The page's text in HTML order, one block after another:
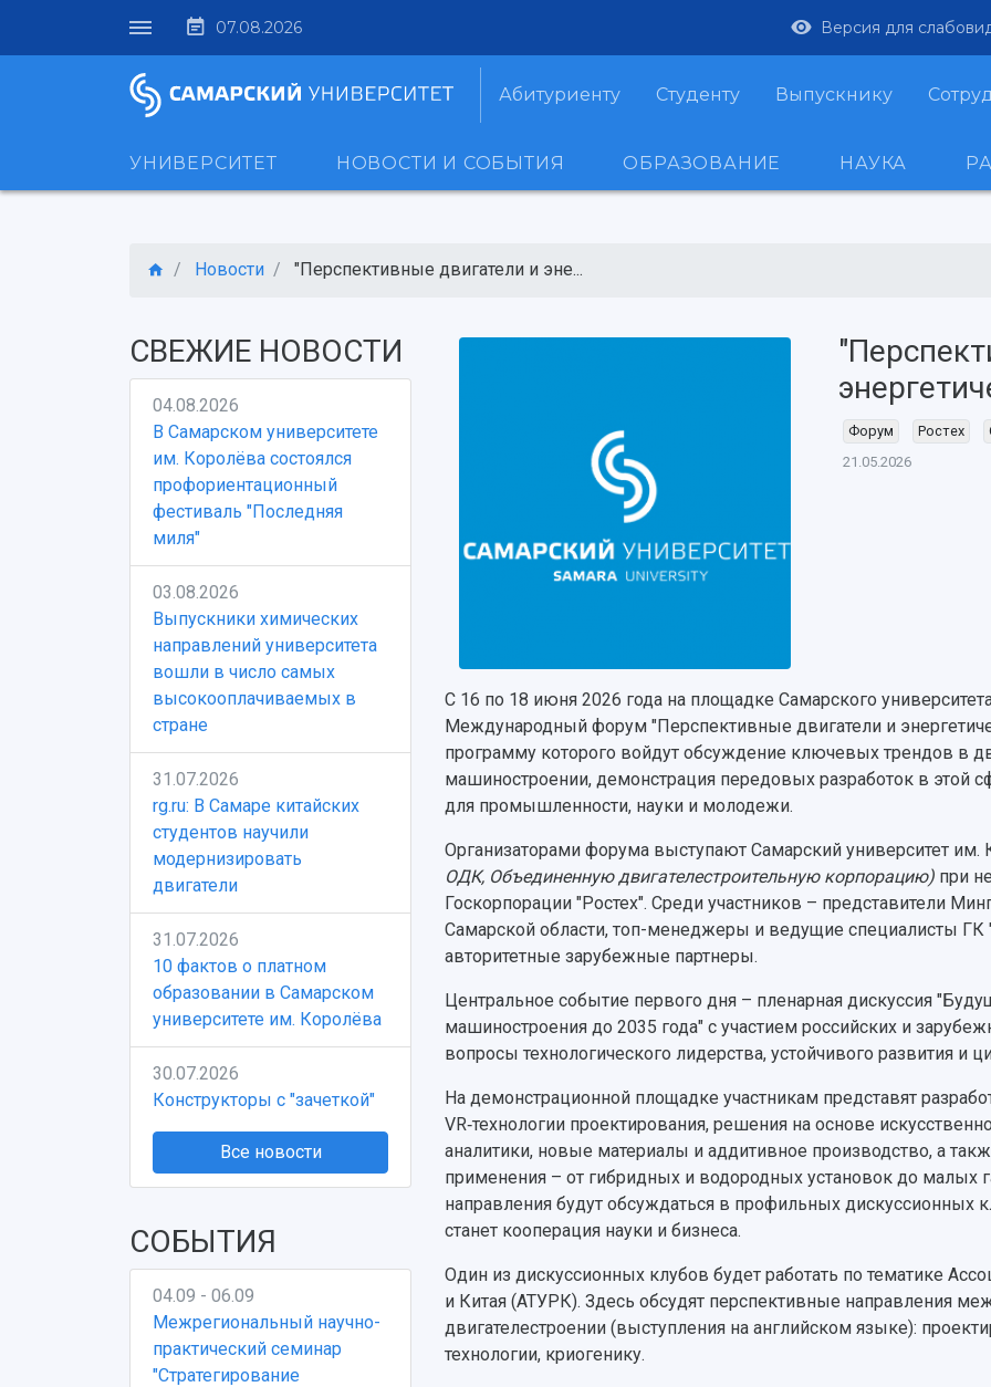
07.08.2026 Версия для
Абитуриенту Студенту Выпускнику
УНИВЕРСИТЕТ НОВОСТИ И СОБЫТИЯ ОБРАЗОВАНИЕ НАУКА
Новости "Перспективные двигатели и эне...
СВЕЖИЕ НОВОСТИ
04.08.2026
В Самарском университете
им. Королёва состоялся
профориентационный
фестиваль "Последняя
миля"
03.08.2026
Выпускники химических
направлений университета
вошли в число самых
высокооплачиваемых в
стране
31.07.2026
rg.ru: В Самаре китайских
студентов научили
модернизировать
двигатели
31.07.2026
10 фактов о платном
образовании в Самарском
университете им. Королёва
30.07.2026
Конструкторы с "зачеткой"
Все новости
СОБЫТИЯ
04.09 - 06.09
Межрегиональный научно-
практический семинар
"Стратегирование
Форум Ростех
21.05.2026
С 16 по 18 июня 2026 года на площадке Самарского
Международный форум "Перспективные двигатели и
программу которого войдут обсуждение ключевых трендов в
машиностроении, демонстрация передовых разработок в этой
для промышленности, науки и молодежи.
Организаторами форума выступают Самарский университет
ОДК, Объединенную двигателестроительную корпорацию) при
Госкорпорации "Ростех". Среди участников – представители
Самарской области, топ-менеджеры и ведущие специалисты
авторитетные зарубежные партнеры.
Центральное событие первого дня – пленарная дискуссия
машиностроения до 2035 года" с участием российских и
вопросы технологического лидерства, устойчивого развития и
На демонстрационной площадке участникам представят
VR‑технологии проектирования, решения на основе
аналитики, новые материалы и аддитивное производство, а
применения – от гибридных и водородных установок до малых
направления будут обсуждаться в профильных дискуссионных
станет кооперация науки и бизнеса.
Один из дискуссионных клубов будет работать по тематике
и Китая (АТУРК). Здесь обсудят перспективные направления
двигателестроении (выступления на английском языке):
технологии, криогенику.